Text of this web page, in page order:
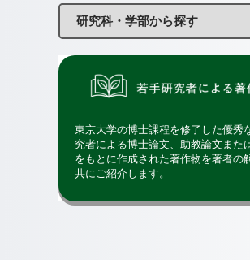
東京大学の博士課程を修了した優秀
究者による博士論文、助教論文また
をもとに作成された著作物を著者の
共にご紹介します。